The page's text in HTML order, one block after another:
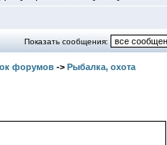
Показать сообщения:
форумов -> Рыбалка, охота